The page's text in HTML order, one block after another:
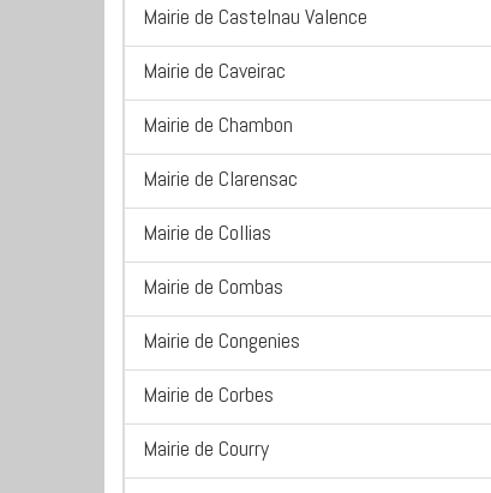
Mairie de Castelnau Valence
Mairie de Caveirac
Mairie de Chambon
Mairie de Clarensac
Mairie de Collias
Mairie de Combas
Mairie de Congenies
Mairie de Corbes
Mairie de Courry